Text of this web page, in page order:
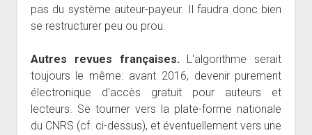
pas du système auteur-payeur. Il faudra donc bien
se restructurer peu ou prou.
Autres revues françaises.L'algorithme serait
toujours le même: avant 2016, devenir purement
électronique d'accès gratuit pour auteurs et
lecteurs. Se tourner vers la plate-forme nationale
du CNRS (cf. ci-dessus), et éventuellement vers une